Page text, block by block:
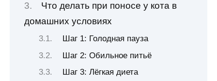
Что делать при поносе у кота в
домашних условиях
Шаг 1: Голодная пауза
Шаг 2: Обильное питьё
Шаг 3: Лёгкая диета